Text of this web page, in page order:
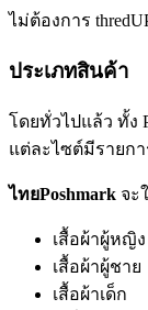
ไม่ต้องการ
ประเภทสินค้า
โดยทั่วไปแล้ว ทั้ง
แต่ละไซต์มีรายก
ไทยPoshmark จะ
เสื้อผ้าผู้หญิง
เสื้อผ้าผู้ชาย
เสื้อผ้าเด็ก